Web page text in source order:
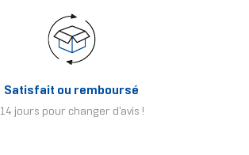
Satisfait ou remboursé
14 jours pour changer d'avis !